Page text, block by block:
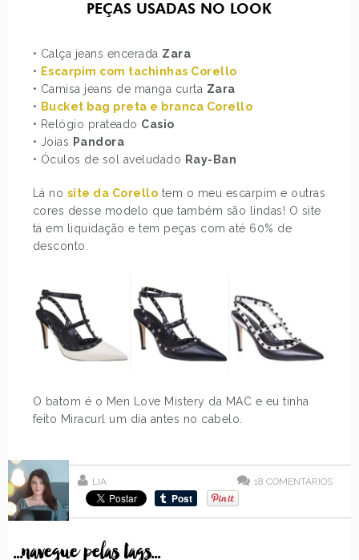
PEÇAS USADAS NO LOOK
• Calça jeans encerada Zara
• Escarpim com tachinhas Corello
• Camisa jeans de manga curta Zara
• Bucket bag preta e branca Corello
• Relógio prateado Casio
• Joias Pandora
• Óculos de sol aveludado Ray-Ban
Lá no site da Corello tem o meu escarpim e outras
cores desse modelo que também são lindas! O site
tá em liquidação e tem peças com até 60% de
desconto.
O batom é o Men Love Mistery da MAC e eu tinha
feito Miracurl um dia antes no cabelo.
LIA 18 COMENTÁRIOS
...navegue pelas tags...